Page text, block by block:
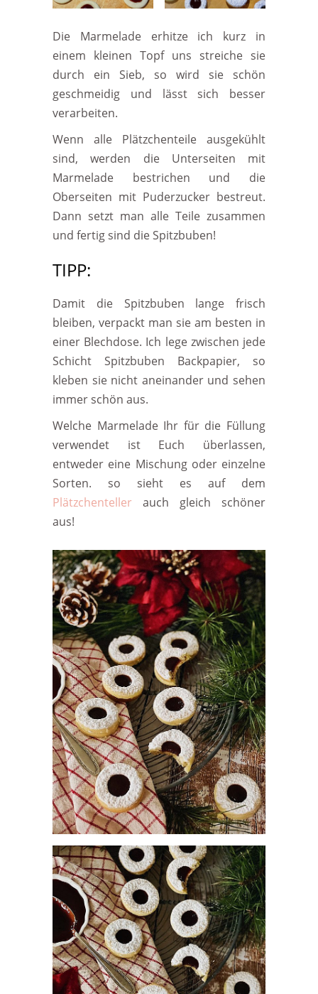
Die Marmelade erhitze ich kurz in
einem kleinen Topf uns streiche sie
durch ein Sieb, so wird sie schön
geschmeidig und lässt sich besser
verarbeiten.
Wenn alle Plätzchenteile ausgekühlt
sind, werden die Unterseiten mit
Marmelade bestrichen und die
Oberseiten mit Puderzucker bestreut.
Dann setzt man alle Teile zusammen
und fertig sind die Spitzbuben!
TIPP:
Damit die Spitzbuben lange frisch
bleiben, verpackt man sie am besten in
einer Blechdose. Ich lege zwischen jede
Schicht Spitzbuben Backpapier, so
kleben sie nicht aneinander und sehen
immer schön aus.
Welche Marmelade Ihr für die Füllung
verwendet ist Euch überlassen,
entweder eine Mischung oder einzelne
Sorten. so sieht es auf dem
Plätzchenteller auch gleich schöner
aus!